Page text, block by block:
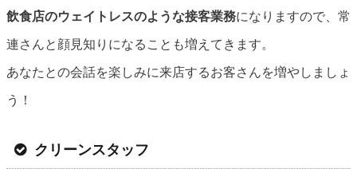
飲食店のウェイトレスのような接客業務になりますので、常
連さんと顔見知りになることも増えてきます。
あなたとの会話を楽しみに来店するお客さんを増やしましょ
う！
クリーンスタッフ